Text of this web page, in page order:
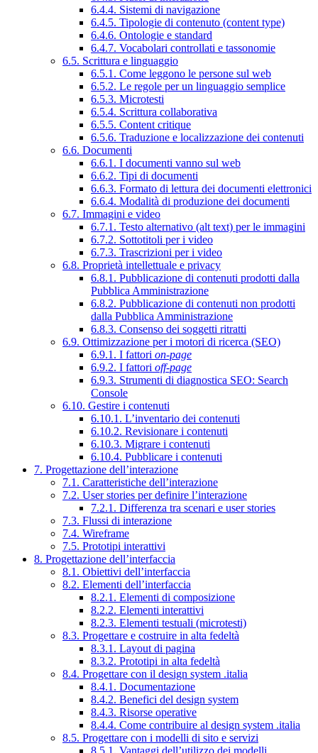
6.4.4. Sistemi di navigazione
6.4.5. Tipologie di contenuto (content type)
6.4.6. Ontologie e standard
6.4.7. Vocabolari controllati e tassonomie
6.5. Scrittura e linguaggio
6.5.1. Come leggono le persone sul web
6.5.2. Le regole per un linguaggio semplice
6.5.3. Microtesti
6.5.4. Scrittura collaborativa
6.5.5. Content critique
6.5.6. Traduzione e localizzazione dei contenuti
6.6. Documenti
6.6.1. I documenti vanno sul web
6.6.2. Tipi di documenti
6.6.3. Formato di lettura dei documenti elettronici
6.6.4. Modalità di produzione dei documenti
6.7. Immagini e video
6.7.1. Testo alternativo (alt text) per le immagini
6.7.2. Sottotitoli per i video
6.7.3. Trascrizioni per i video
6.8. Proprietà intellettuale e privacy
6.8.1. Pubblicazione di contenuti prodotti dalla
Pubblica Amministrazione
6.8.2. Pubblicazione di contenuti non prodotti
dalla Pubblica Amministrazione
6.8.3. Consenso dei soggetti ritratti
6.9. Ottimizzazione per i motori di ricerca (SEO)
6.9.1. I fattori on-page
6.9.2. I fattori off-page
6.9.3. Strumenti di diagnostica SEO: Search
Console
6.10. Gestire i contenuti
6.10.1. L’inventario dei contenuti
6.10.2. Revisionare i contenuti
6.10.3. Migrare i contenuti
6.10.4. Pubblicare i contenuti
7. Progettazione dell’interazione
7.1. Caratteristiche dell’interazione
7.2. User stories per definire l’interazione
7.2.1. Differenza tra scenari e user stories
7.3. Flussi di interazione
7.4. Wireframe
7.5. Prototipi interattivi
8. Progettazione dell’interfaccia
8.1. Obiettivi dell’interfaccia
8.2. Elementi dell’interfaccia
8.2.1. Elementi di composizione
8.2.2. Elementi interattivi
8.2.3. Elementi testuali (microtesti)
8.3. Progettare e costruire in alta fedeltà
8.3.1. Layout di pagina
8.3.2. Prototipi in alta fedeltà
8.4. Progettare con il design system .italia
8.4.1. Documentazione
8.4.2. Benefici del design system
8.4.3. Risorse operative
8.4.4. Come contribuire al design system .italia
8.5. Progettare con i modelli di sito e servizi
8.5.1. Vantaggi dell’utilizzo dei modelli